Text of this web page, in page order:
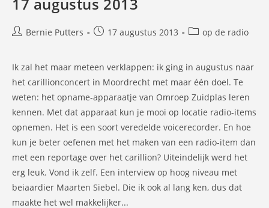
BerichtBernie Putters
Bericht17 augustus 2013 Berichtcategorie:
op de radio
Ik zal het maar meteen verklappen: ik ging in augustus naar
het carillionconcert in Moordrecht met maar één doel. Te
weten: het opname-apparaatje van Omroep Zuidplas leren
kennen. Met dat apparaat kun je mooi op locatie radio-items
opnemen. Het is een soort veredelde voicerecorder. En hoe
kun je beter oefenen met het maken van een radio-item dan
met een reportage over het carillion? Uiteindelijk werd het
erg leuk. Vond ik zelf. Een interview op hoog niveau met
beiaardier Maarten Siebel. Die ik ook al lang ken, dus dat
maakte het wel makkelijker...